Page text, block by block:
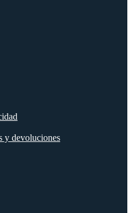
y devoluciones